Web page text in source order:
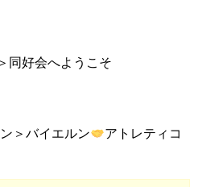
同好会へようこそ
＞バイエルン
アトレティコ